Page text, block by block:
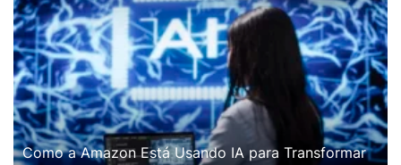
Como a Amazon Está Usando IA para Transformar